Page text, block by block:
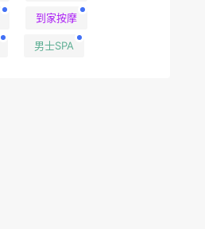
到家按摩
男士SPA